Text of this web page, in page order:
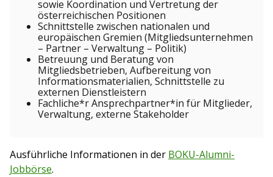
sowie Koordination und Vertretung der
österreichischen Positionen
Schnittstelle zwischen nationalen und
europäischen Gremien (Mitgliedsunternehmen
– Partner – Verwaltung – Politik)
Betreuung und Beratung von
Mitgliedsbetrieben, Aufbereitung von
Informationsmaterialien, Schnittstelle zu
externen Dienstleistern
Fachliche*r Ansprechpartner*in für Mitglieder,
Verwaltung, externe Stakeholder
Ausführliche Informationen in der BOKU-Alumni-
Jobbörse.